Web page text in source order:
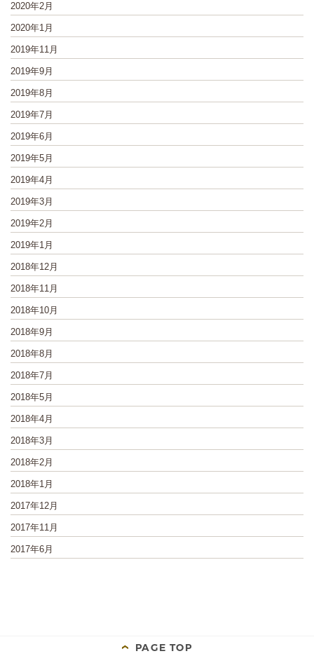
2020年2月
2020年1月
2019年11月
2019年9月
2019年8月
2019年7月
2019年6月
2019年5月
2019年4月
2019年3月
2019年2月
2019年1月
2018年12月
2018年11月
2018年10月
2018年9月
2018年8月
2018年7月
2018年5月
2018年4月
2018年3月
2018年2月
2018年1月
2017年12月
2017年11月
2017年6月
PAGE TOP